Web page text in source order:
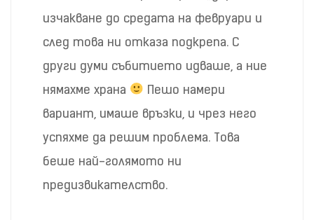
изчакване до средата на февруари и
след това ни отказа подкрепа. С
други думи събитието идваше, а ние
нямахме храна
Пешо намери
вариант, имаше връзки, и чрез него
успяхме да решим проблема. Това
беше най-голямото ни
предизвикателство.